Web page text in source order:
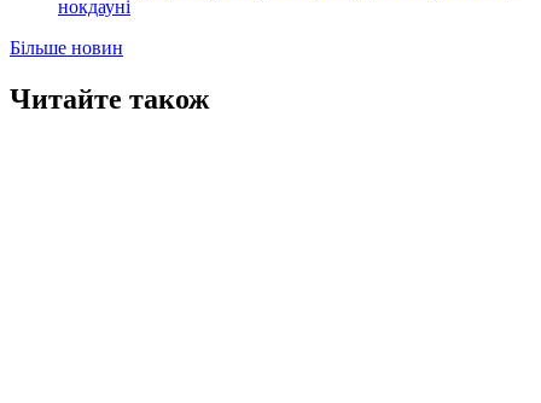
нокдауні
Більше новин
Читайте також